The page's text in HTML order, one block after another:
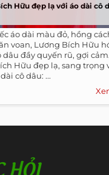
Hữu đẹp lạ với áo dài cô
áo dài màu đỏ, hồng
voan, Lương Bích Hữu
dâu đầy quyến rũ, gợi
Hữu đẹp lạ, sang trọng
cô dâu: ...